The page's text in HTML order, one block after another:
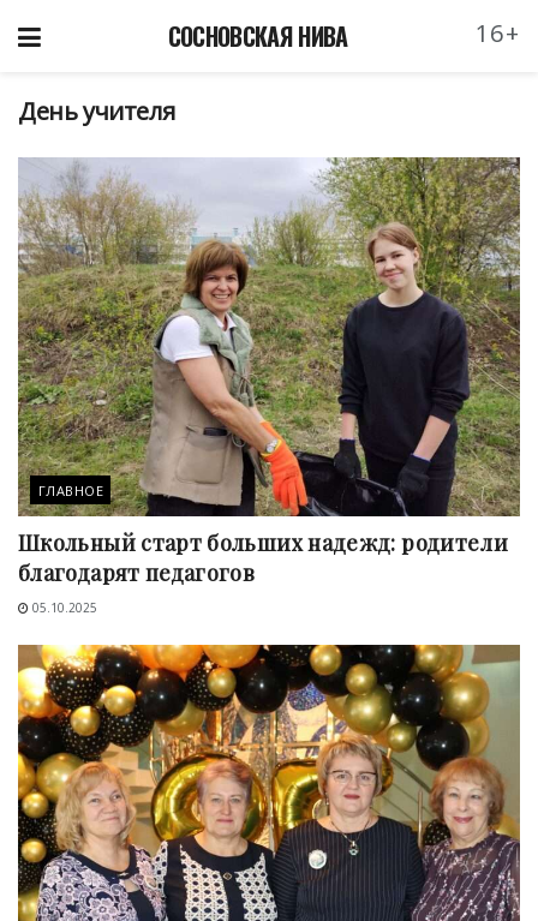
СОСНОВСКАЯ НИВА 16+
День учителя
ГЛАВНОЕ
Школьный старт больших надежд: родители
благодарят педагогов
05.10.2025